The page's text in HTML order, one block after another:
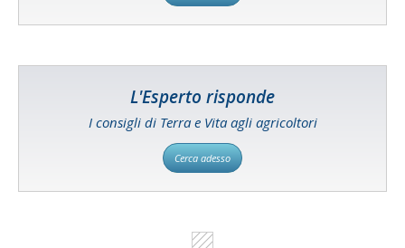
L'Esperto risponde
I consigli di Terra e Vita agli agricoltori
Cerca adesso